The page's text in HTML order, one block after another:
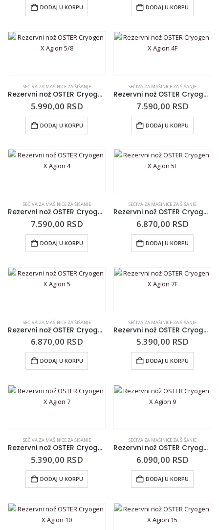
DODAJ U KORPU DODAJ U KORPU
SEČIVA ZA MAŠINICE ZA ŠIŠANJE
Rezervni nož OSTER Cryogen X Agion 5/8
5.990,00 RSD
DODAJ U KORPU
SEČIVA ZA MAŠINICE ZA ŠIŠANJE
Rezervni nož OSTER Cryogen X Agion 4F
7.590,00 RSD
DODAJ U KORPU
SEČIVA ZA MAŠINICE ZA ŠIŠANJE
Rezervni nož OSTER Cryogen X Agion 4
7.590,00 RSD
DODAJ U KORPU
SEČIVA ZA MAŠINICE ZA ŠIŠANJE
Rezervni nož OSTER Cryogen X Agion 5F
6.870,00 RSD
DODAJ U KORPU
SEČIVA ZA MAŠINICE ZA ŠIŠANJE
Rezervni nož OSTER Cryogen X Agion 5
6.870,00 RSD
DODAJ U KORPU
SEČIVA ZA MAŠINICE ZA ŠIŠANJE
Rezervni nož OSTER Cryogen X Agion 7F
5.390,00 RSD
DODAJ U KORPU
SEČIVA ZA MAŠINICE ZA ŠIŠANJE
Rezervni nož OSTER Cryogen X Agion 7
5.390,00 RSD
DODAJ U KORPU
SEČIVA ZA MAŠINICE ZA ŠIŠANJE
Rezervni nož OSTER Cryogen X Agion 9
6.090,00 RSD
DODAJ U KORPU